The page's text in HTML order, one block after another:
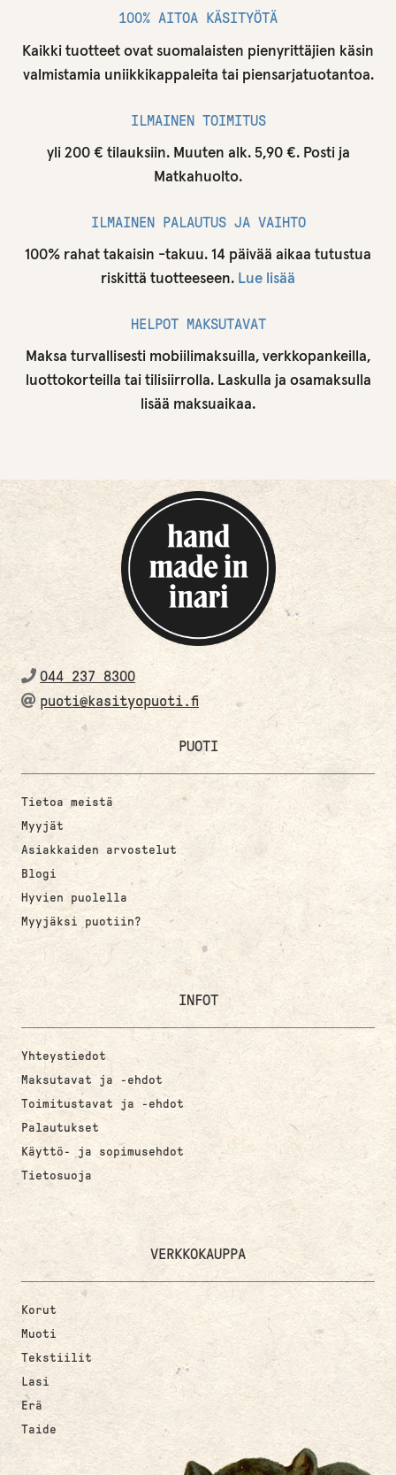
100% AITOA KÄSITYÖTÄ
Kaikki tuotteet ovat suomalaisten pienyrittäjien käsin
valmistamia uniikkikappaleita tai piensarjatuotantoa.
ILMAINEN TOIMITUS
yli 200 € tilauksiin. Muuten alk. 5,90 €. Posti ja
Matkahuolto.
ILMAINEN PALAUTUS JA VAIHTO
100% rahat takaisin -takuu. 14 päivää aikaa tutustua
riskittä tuotteeseen. Lue lisää
HELPOT MAKSUTAVAT
Maksa turvallisesti mobiilimaksuilla, verkkopankeilla,
luottokorteilla tai tilisiirrolla. Laskulla ja osamaksulla
lisää maksuaikaa.
044 237 8300
puoti@kasityopuoti.fi
PUOTI
Tietoa meistä
Myyjät
Asiakkaiden arvostelut
Blogi
Hyvien puolella
Myyjäksi puotiin?
INFOT
Yhteystiedot
Maksutavat ja -ehdot
Toimitustavat ja -ehdot
Palautukset
Käyttö- ja sopimusehdot
Tietosuoja
VERKKOKAUPPA
Korut
Muoti
Tekstiilit
Lasi
Erä
Taide